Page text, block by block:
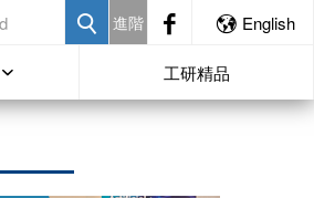
進階 English
工研精品